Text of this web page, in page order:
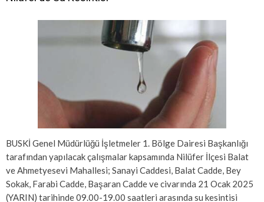
BUSKİ Genel Müdürlüğü İşletmeler 1. Bölge Dairesi Başkanlığı
tarafından yapılacak çalışmalar kapsamında Nilüfer İlçesi Balat
ve Ahmetyesevi Mahallesi; Sanayi Caddesi, Balat Cadde, Bey
Sokak, Farabi Cadde, Başaran Cadde ve civarında 21 Ocak 2025
(YARIN) tarihinde 09.00-19.00 saatleri arasında su kesintisi